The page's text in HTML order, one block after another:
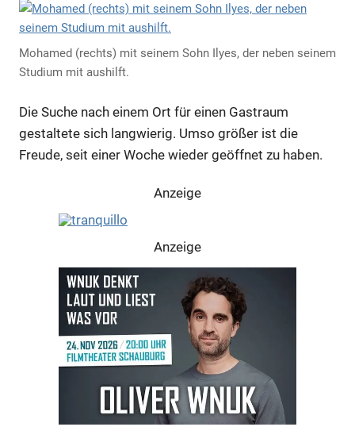
Mohamed (rechts) mit seinem Sohn Ilyes, der neben seinem
Studium mit aushilft.
Die Suche nach einem Ort für einen Gastraum
gestaltete sich langwierig. Umso größer ist die
Freude, seit einer Woche wieder geöffnet zu haben.
Anzeige
Anzeige